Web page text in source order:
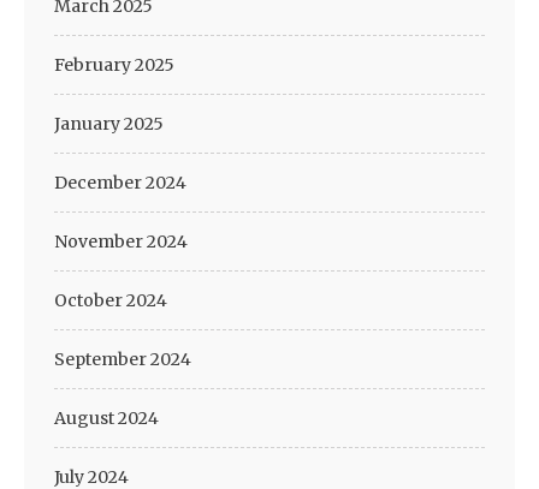
March 2025
February 2025
January 2025
December 2024
November 2024
October 2024
September 2024
August 2024
July 2024